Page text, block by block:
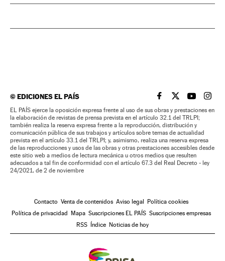
©EDICIONES EL PAÍS EL PAÍS BRASIL EN
EL PAÍSEL PAÍS
EL
EL PAÍS ejerce la oposición expresa frente al uso de sus obras y prestaciones en
la elaboración de revistas de prensa prevista en el artículo 32.1 del TRLPI;
también realiza la reserva expresa frente a la reproducción, distribución y
comunicación pública de sus trabajos y artículos sobre temas de actualidad
prevista en el artículo 33.1 del TRLPI; y, asimismo, realiza una reserva expresa
de las reproducciones y usos de las obras y otras prestaciones accesibles desde
este sitio web a medios de lectura mecánica u otros medios que resulten
adecuados a tal fin de conformidad con el artículo 67.3 del Real Decreto - ley
24/2021, de 2 de noviembre
Contacto Venta de contenidos Aviso legal
Política cookies
Política de privacidad
Mapa Suscripciones EL PAÍS Suscripciones empresas
RSS
Índice Noticias de hoy